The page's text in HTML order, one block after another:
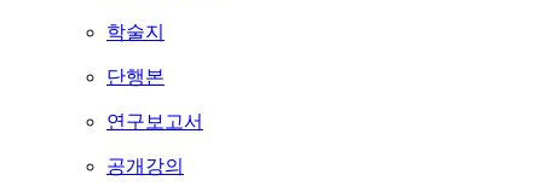
학술지
단행본
연구보고서
공개강의